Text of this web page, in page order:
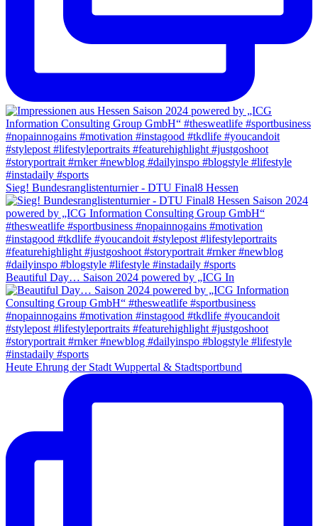
Sieg! Bundesranglistenturnier - DTU Final8 Hessen
Beautiful Day… Saison 2024 powered by „ICG In
Heute Ehrung der Stadt Wuppertal & Stadtsportbund